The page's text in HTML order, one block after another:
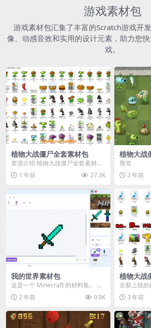
游戏素材包
游戏素材包汇集了丰富的Scratch游戏开
像、动感音效和实用的设计元素，助力您
戏。
植物大战僵尸全套素材包
资源介绍 植物大战僵尸全套素材
包，包含227个丰富多样的素材，
涵盖角色、背景、动...
1 年前 27.3K
植物大战
览】
预览
2 年前
我的世界素材包
这是一个 Minecraft 的材料集。 操
作方法如下： 工具 → 右箭头 怪物...
2 年前 9.9K
植物大战
全新上线的
内含48个
景、音效等
3 年前